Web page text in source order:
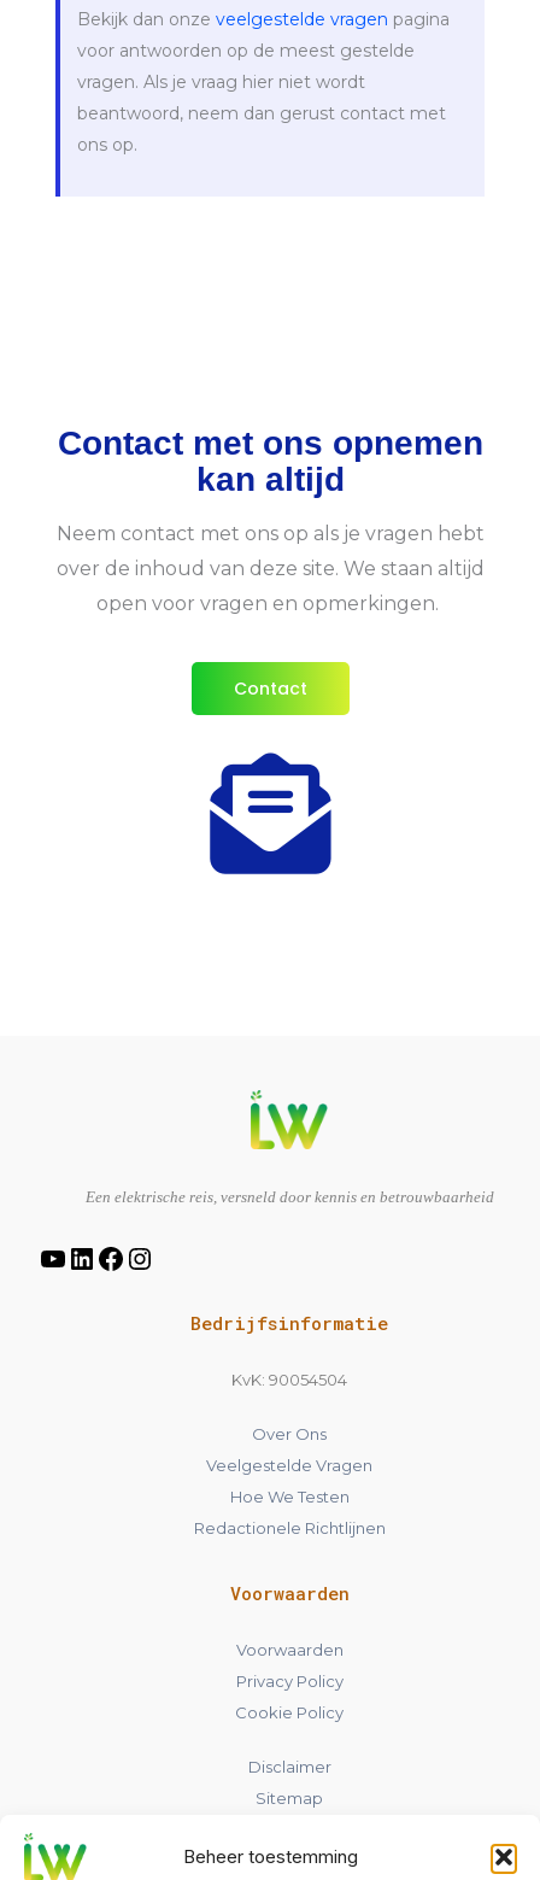
Beheer toestemming
Bekijk dan onze veelgestelde vragen pagina
voor antwoorden op de meest gestelde
vragen. Als je vraag hier niet wordt
beantwoord, neem dan gerust contact met
ons op.
Contact met ons opnemen
kan altijd​
Neem contact met ons op als je vragen hebt
over de inhoud van deze site. We staan altijd
open voor vragen en opmerkingen.
Contact
Een elektrische reis, versneld door kennis en betrouwbaarheid
Bedrijfsinformatie
KvK: 90054504
Over Ons
Veelgestelde Vragen
Hoe We Testen
Redactionele Richtlijnen
Voorwaarden
Voorwaarden
Privacy Policy
Cookie Policy
Disclaimer
Sitemap
Contact